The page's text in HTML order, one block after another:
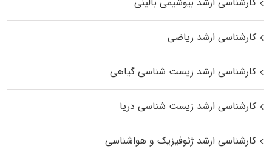
کارشناسی ارشد ریاضی
کارشناسی ارشد زیست‌ شناسی گیاهی
کارشناسی ارشد زیست‌ شناسی دریا
کارشناسی ارشد ژئوفیزیک و هواشناسی